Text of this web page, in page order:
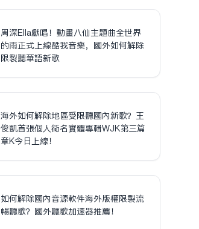
周深Ella獻唱！動畫八仙主題曲全世界
的雨正式上線酷我音樂，國外如何解除
限制聽華語新歌
海外如何解除地區受限聽國內新歌？王
俊凱首張個人同名實體專輯WJK第三篇
章K今日上線！
如何解除國內音源軟件海外版權限制流
暢聽歌？國外聽歌加速器推薦！